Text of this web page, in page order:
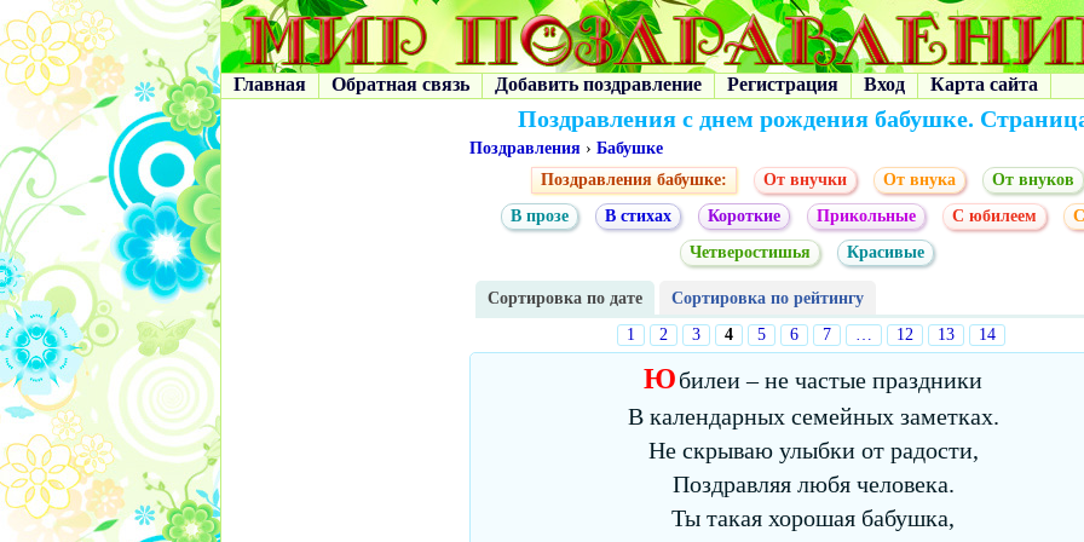
Главная Обратная связь Добавить поздравление Регистрация Вход Карта сайта
Поздравления с днем рождения бабушке.
Поздравления › Бабушке
Поздравления бабушке:
От внучки От внука
От внуков
В прозе
В стихах Короткие Прикольные С юбилеем
Четверостишья
Красивые
Сортировка по дате
Сортировка по рейтингу
1
2 3 4 5 6 7 … 12 13 14
Юбилеи – не частые праздники
В календарных семейных заметках.
Не скрываю улыбки от радости,
Поздравляя любя человека.
Ты такая хорошая бабушка,